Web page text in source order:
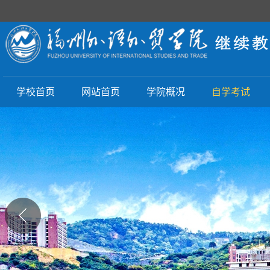
学校首页 网站首页 学院概况 自学考试